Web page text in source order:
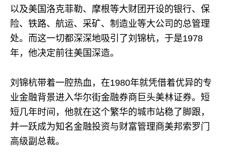
以及美国洛克菲勒、摩根等大财团开设的银行、保
险、铁路、航运、采矿、制造业等大公司的总管理
处。而这一切都深深地吸引了刘锦杭，于是1978
年，他决定前往美国深造。
刘锦杭带着一腔热血，在1980年就凭借着优异的专
业金融背景进入华尔街金融券商巨头美林证券。短
短几年时间，他就在这个繁华的城市站稳了脚跟，
并一跃成为知名金融投资与财富管理商美邦索罗门
高级副总裁。